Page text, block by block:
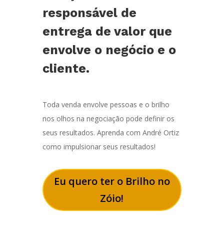
responsável de
entrega de valor que
envolve o negócio e o
cliente.
Toda venda envolve pessoas e o brilho
nos olhos na negociação pode definir os
seus resultados. Aprenda com André Ortiz
como impulsionar seus resultados!
Eu quero ter o Brilho no
Zóio!